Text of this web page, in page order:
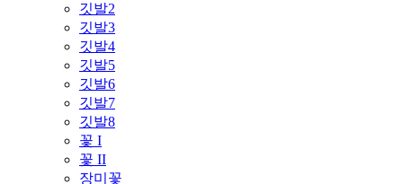
깃발2
깃발3
깃발4
깃발5
깃발6
깃발7
깃발8
꽃 I
꽃 II
장미꽃